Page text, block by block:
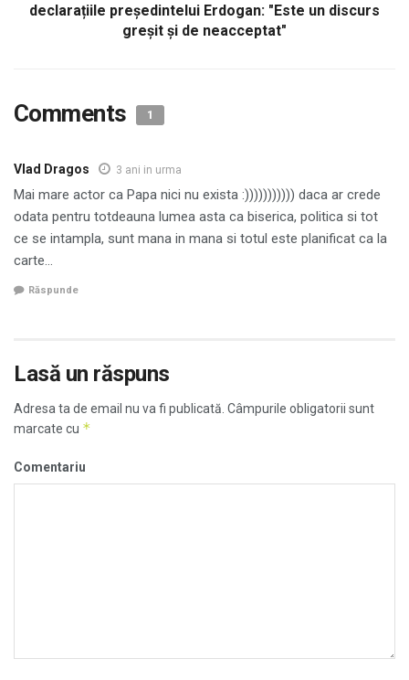
declarațiile președintelui Erdogan: "Este un discurs
greșit și de neacceptat"
Comments 1
Vlad Dragos 3 ani in urma
Mai mare actor ca Papa nici nu exista :))))))))))) daca ar crede
odata pentru totdeauna lumea asta ca biserica, politica si tot
ce se intampla, sunt mana in mana si totul este planificat ca la
carte…
Răspunde
Lasă un răspuns
Adresa ta de email nu va fi publicată. Câmpurile obligatorii sunt
marcate cu *
Comentariu